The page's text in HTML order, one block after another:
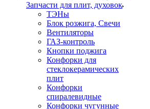
Запчасти для плит, духовок
ТЭНы
Блок розжига, Свечи
Вентиляторы
ГАЗ-контроль
Кнопки поджига
Конфорки для
стеклокерамических
плит
Конфорки
спиралевидные
Конфорки чугунные